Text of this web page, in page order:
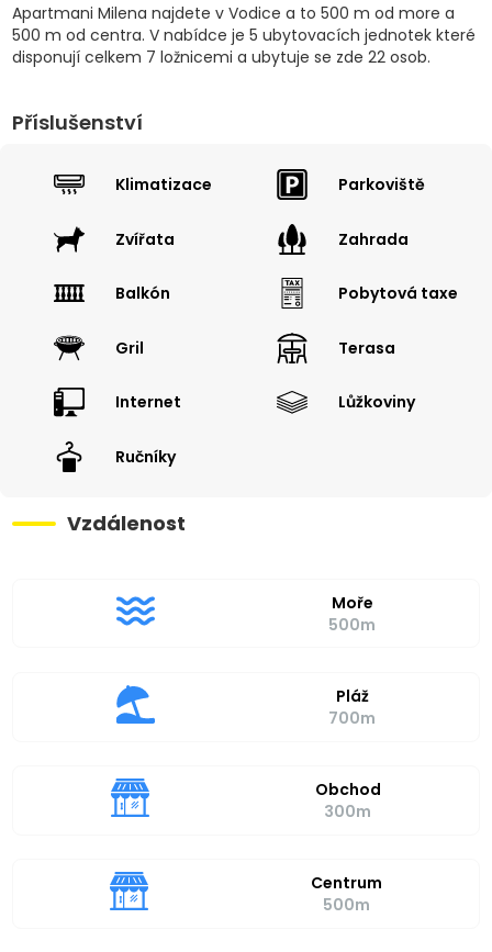
Apartmani Milena najdete v Vodice a to 500 m od more a
500 m od centra. V nabídce je 5 ubytovacích jednotek které
disponují celkem 7 ložnicemi a ubytuje se zde 22 osob.
Příslušenství
Klimatizace Parkoviště
Zvířata Zahrada
Balkón Pobytová taxe
Gril Terasa
Internet Lůžkoviny
Ručníky
Vzdálenost
Moře
500m
Pláž
700m
Obchod
300m
Centrum
500m